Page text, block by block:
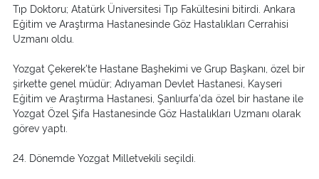
Tıp Doktoru; Atatürk Üniversitesi Tıp Fakültesini bitirdi. Ankara
Eğitim ve Araştırma Hastanesinde Göz Hastalıkları Cerrahisi
Uzmanı oldu.
Yozgat Çekerek'te Hastane Başhekimi ve Grup Başkanı, özel bir
şirkette genel müdür; Adıyaman Devlet Hastanesi, Kayseri
Eğitim ve Araştırma Hastanesi, Şanlıurfa'da özel bir hastane ile
Yozgat Özel Şifa Hastanesinde Göz Hastalıkları Uzmanı olarak
görev yaptı.
24. Dönemde Yozgat Milletvekili seçildi.